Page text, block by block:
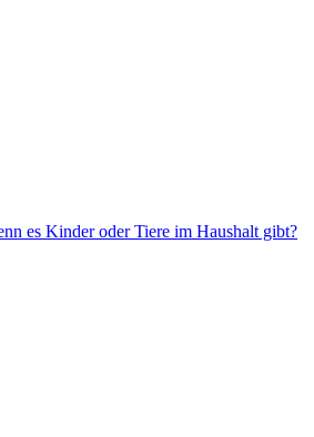
es Kinder oder Tiere im Haushalt gibt?